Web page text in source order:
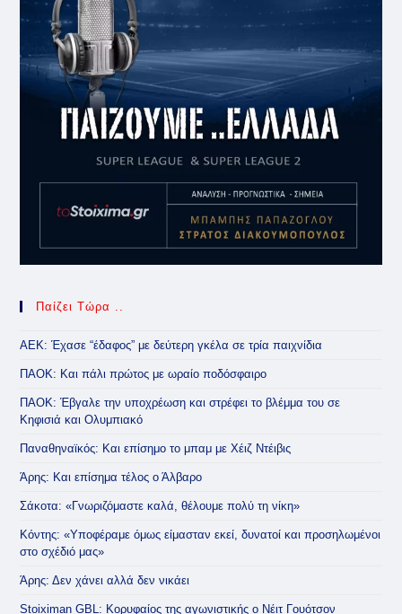
Παίζει Τώρα ..
ΑΕΚ: Έχασε “έδαφος” με δεύτερη γκέλα σε τρία παιχνίδια
ΠΑΟΚ: Και πάλι πρώτος με ωραίο ποδόσφαιρο
ΠΑΟΚ: Έβγαλε την υποχρέωση και στρέφει το βλέμμα του σε
Κηφισιά και Ολυμπιακό
Παναθηναϊκός: Και επίσημο το μπαμ με Χέιζ Ντέιβις
Άρης: Και επίσημα τέλος ο Άλβαρο
Σάκοτα: «Γνωριζόμαστε καλά, θέλουμε πολύ τη νίκη»
Κόντης: «Υποφέραμε όμως είμασταν εκεί, δυνατοί και προσηλωμένοι
στο σχέδιό μας»
Άρης: Δεν χάνει αλλά δεν νικάει
Stoiximan GBL: Κορυφαίος της αγωνιστικής ο Νέιτ Γουότσον